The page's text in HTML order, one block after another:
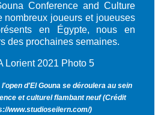
Conference and Culture
nombreux joueurs et joueuses
en Égypte, nous en
des prochaines semaines.
d'El Gouna se déroulera au sein
et culturel flambant neuf (Crédit
www.studioseilern.com/)